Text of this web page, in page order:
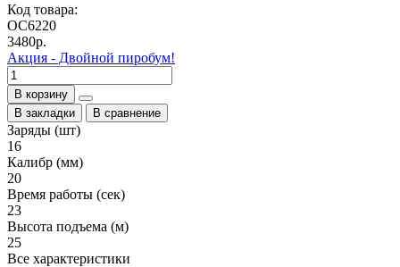
Код товара:
ОС6220
3480р.
Акция - Двойной пиробум!
В корзину
В закладки
В сравнение
Заряды (шт)
16
Калибр (мм)
20
Время работы (сек)
23
Высота подъема (м)
25
Все характеристики